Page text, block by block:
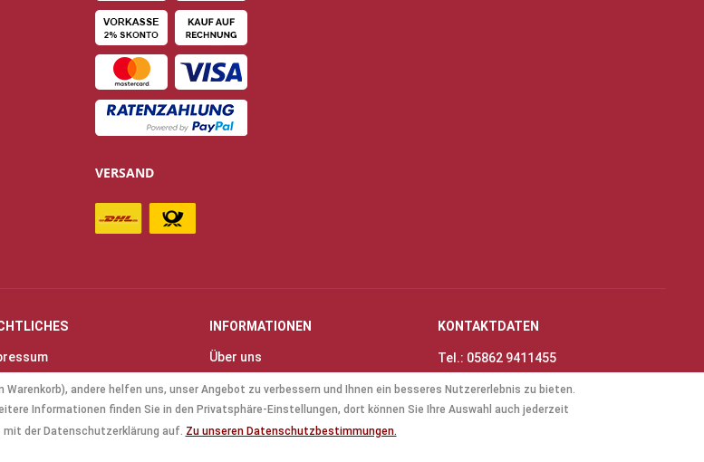
VERSAND
Geschäftsbedingungen
INFORMATIONEN
Über uns
Kontakt
Anfahrt & Öffnungszeiten
Mollenhauer Blockflöten
Küng Blockflöten
KONTAKTDATEN
Tel.: 05862 9411455
info@thinas-toene.de
andere helfen uns, unser Angebot zu verbessern und Ihnen ein besseres Nutzererlebnis zu bieten.
Informationen finden Sie in den Privatsphäre-Einstellungen, dort können Sie Ihre Auswahl auch jederzeit
mit der Datenschutzerklärung auf. Zu unseren Datenschutzbestimmungen.